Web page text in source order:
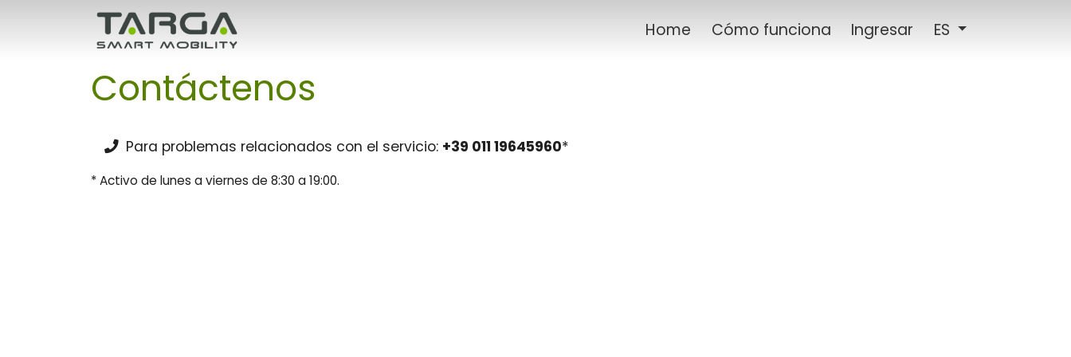
Saltar al contenido principal
Home Cómo funciona Ingresar ES
Contáctenos
Para problemas relacionados con el servicio: +39 011 19645960*
* Activo de lunes a viernes de 8:30 a 19:00.